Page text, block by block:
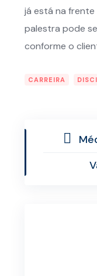
já está na frente
palestra pode
conforme o
CARREIRA